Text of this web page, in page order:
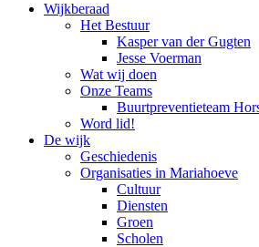
Wijkberaad
Het Bestuur
Kasper van der Gugten
Jesse Voerman
Wat wij doen
Onze Teams
Buurtpreventieteam
Word lid!
De wijk
Geschiedenis
Organisaties in Mariahoeve
Cultuur
Diensten
Groen
Scholen